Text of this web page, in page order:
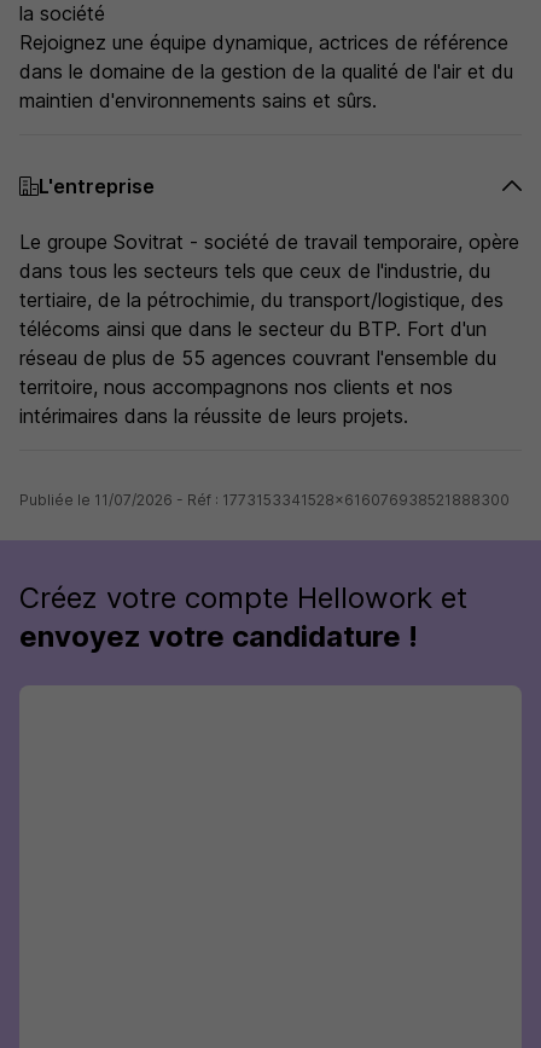
la société
Rejoignez une équipe dynamique, actrices de référence
dans le domaine de la gestion de la qualité de l'air et du
maintien d'environnements sains et sûrs.
L'entreprise
Le groupe Sovitrat - société de travail temporaire, opère
dans tous les secteurs tels que ceux de l'industrie, du
tertiaire, de la pétrochimie, du transport/logistique, des
télécoms ainsi que dans le secteur du BTP. Fort d'un
réseau de plus de 55 agences couvrant l'ensemble du
territoire, nous accompagnons nos clients et nos
intérimaires dans la réussite de leurs projets.
Publiée le 11/07/2026 - Réf : 1773153341528x616076938521888300
Créez votre compte Hellowork et
envoyez votre candidature !